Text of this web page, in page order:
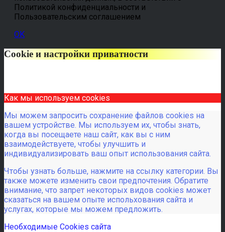
Политикой конфиденциальности и
Пользовательским соглашением
OK
Cookie и настройки приватности
Как мы используем cookies
Мы можем запросить сохранение файлов cookies на
вашем устройстве. Мы используем их, чтобы знать,
когда вы посещаете наш сайт, как вы с ним
взаимодействуете, чтобы улучшить и
индивидуализировать ваш опыт использования сайта.
Чтобы узнать больше, нажмите на ссылку категории. Вы
также можете изменить свои предпочтения. Обратите
внимание, что запрет некоторых видов cookies может
сказаться на вашем опыте испольхования сайта и
услугах, которые мы можем предложить.
Необходимые Cookies сайта